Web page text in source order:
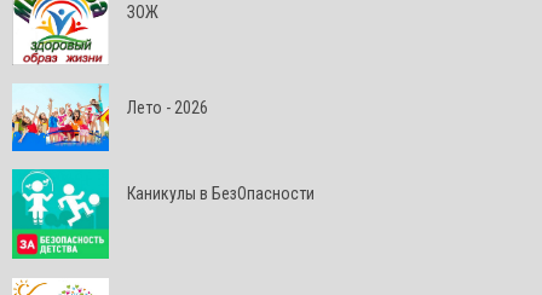
ЗОЖ
Лето - 2026
Каникулы в БезОпасности